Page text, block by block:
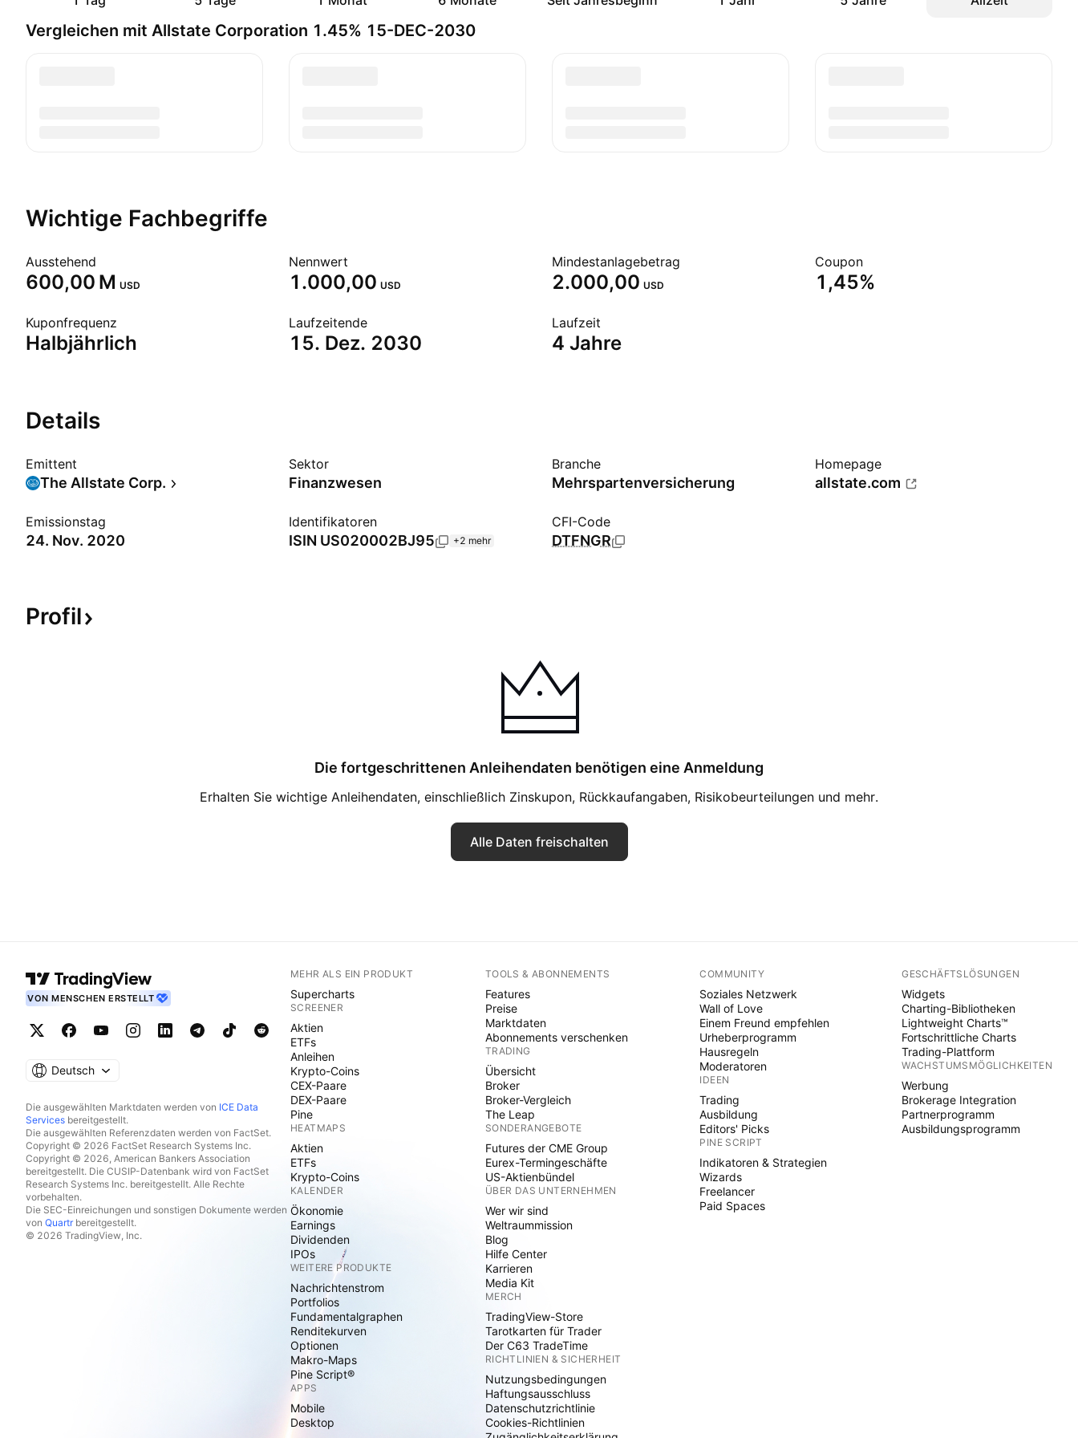
Vergleichen mit Allstate Corporation 1.45% 15-DEC-2030
Wichtige Fachbegriffe
Ausstehend
‪600,00 M‬ USD
Nennwert
1.000,00 USD
Mindestanlagebetrag
2.000,00 USD
Coupon
1,45%
Kuponfrequenz
Halbjährlich
Laufzeitende
15. Dez. 2030
Laufzeit
4 Jahre
Details
Emittent
The Allstate Corp.
Sektor
Finanzwesen
Branche
Mehrspartenversicherung
Homepage
allstate.com
Emissionstag
24. Nov. 2020
Identifikatoren
ISIN US020002BJ95 +2 mehr
CFI-Code
DTFNGR
Profil
Die fortgeschrittenen Anleihendaten benötigen eine Anmeldung
Erhalten Sie wichtige Anleihendaten, einschließlich Zinskupon, Rückkaufangaben, Risikobeurteilungen und mehr.
Alle Daten freischalten
VON MENSCHEN ERSTELLT
Deutsch
Die ausgewählten Marktdaten werden von ICE Data
Services bereitgestellt.
Die ausgewählten Referenzdaten werden von FactSet.
Copyright © 2026 FactSet Research Systems Inc.
Copyright © 2026, American Bankers Association
bereitgestellt. Die CUSIP-Datenbank wird von FactSet
Research Systems Inc. bereitgestellt. Alle Rechte
vorbehalten.
Die SEC-Einreichungen und sonstigen Dokumente werden
von Quartrbereitgestellt.
© 2026 TradingView, Inc.
MEHR ALS EIN PRODUKT
Supercharts
SCREENER
Aktien
ETFs
Anleihen
Krypto-Coins
CEX-Paare
DEX-Paare
Pine
HEATMAPS
Aktien
ETFs
Krypto-Coins
KALENDER
Ökonomie
Earnings
Dividenden
IPOs
WEITERE PRODUKTE
Nachrichtenstrom
Portfolios
Fundamentalgraphen
Renditekurven
Optionen
Makro-Maps
Pine Script®
APPS
Mobile
Desktop
TOOLS & ABONNEMENTS
Features
Preise
Marktdaten
Abonnements verschenken
TRADING
Übersicht
Broker
Broker-Vergleich
The Leap
SONDERANGEBOTE
Futures der CME Group
Eurex-Termingeschäfte
US-Aktienbündel
ÜBER DAS UNTERNEHMEN
Wer wir sind
Weltraummission
Blog
Hilfe Center
Karrieren
Media Kit
MERCH
TradingView-Store
Tarotkarten für Trader
Der C63 TradeTime
RICHTLINIEN & SICHERHEIT
Nutzungsbedingungen
Haftungsausschluss
Datenschutzrichtlinie
Cookies-Richtlinien
COMMUNITY
Soziales Netzwerk
Wall of Love
Einem Freund empfehlen
Urheberprogramm
Hausregeln
Moderatoren
IDEEN
Trading
Ausbildung
Editors' Picks
PINE SCRIPT
Indikatoren & Strategien
Wizards
Freelancer
Paid Spaces
GESCHÄFTSLÖSUNGEN
Widgets
Charting-Bibliotheken
Lightweight Charts™
Fortschrittliche Charts
Trading-Plattform
WACHSTUMSMÖGLICHKEITEN
Werbung
Brokerage Integration
Partnerprogramm
Ausbildungsprogramm